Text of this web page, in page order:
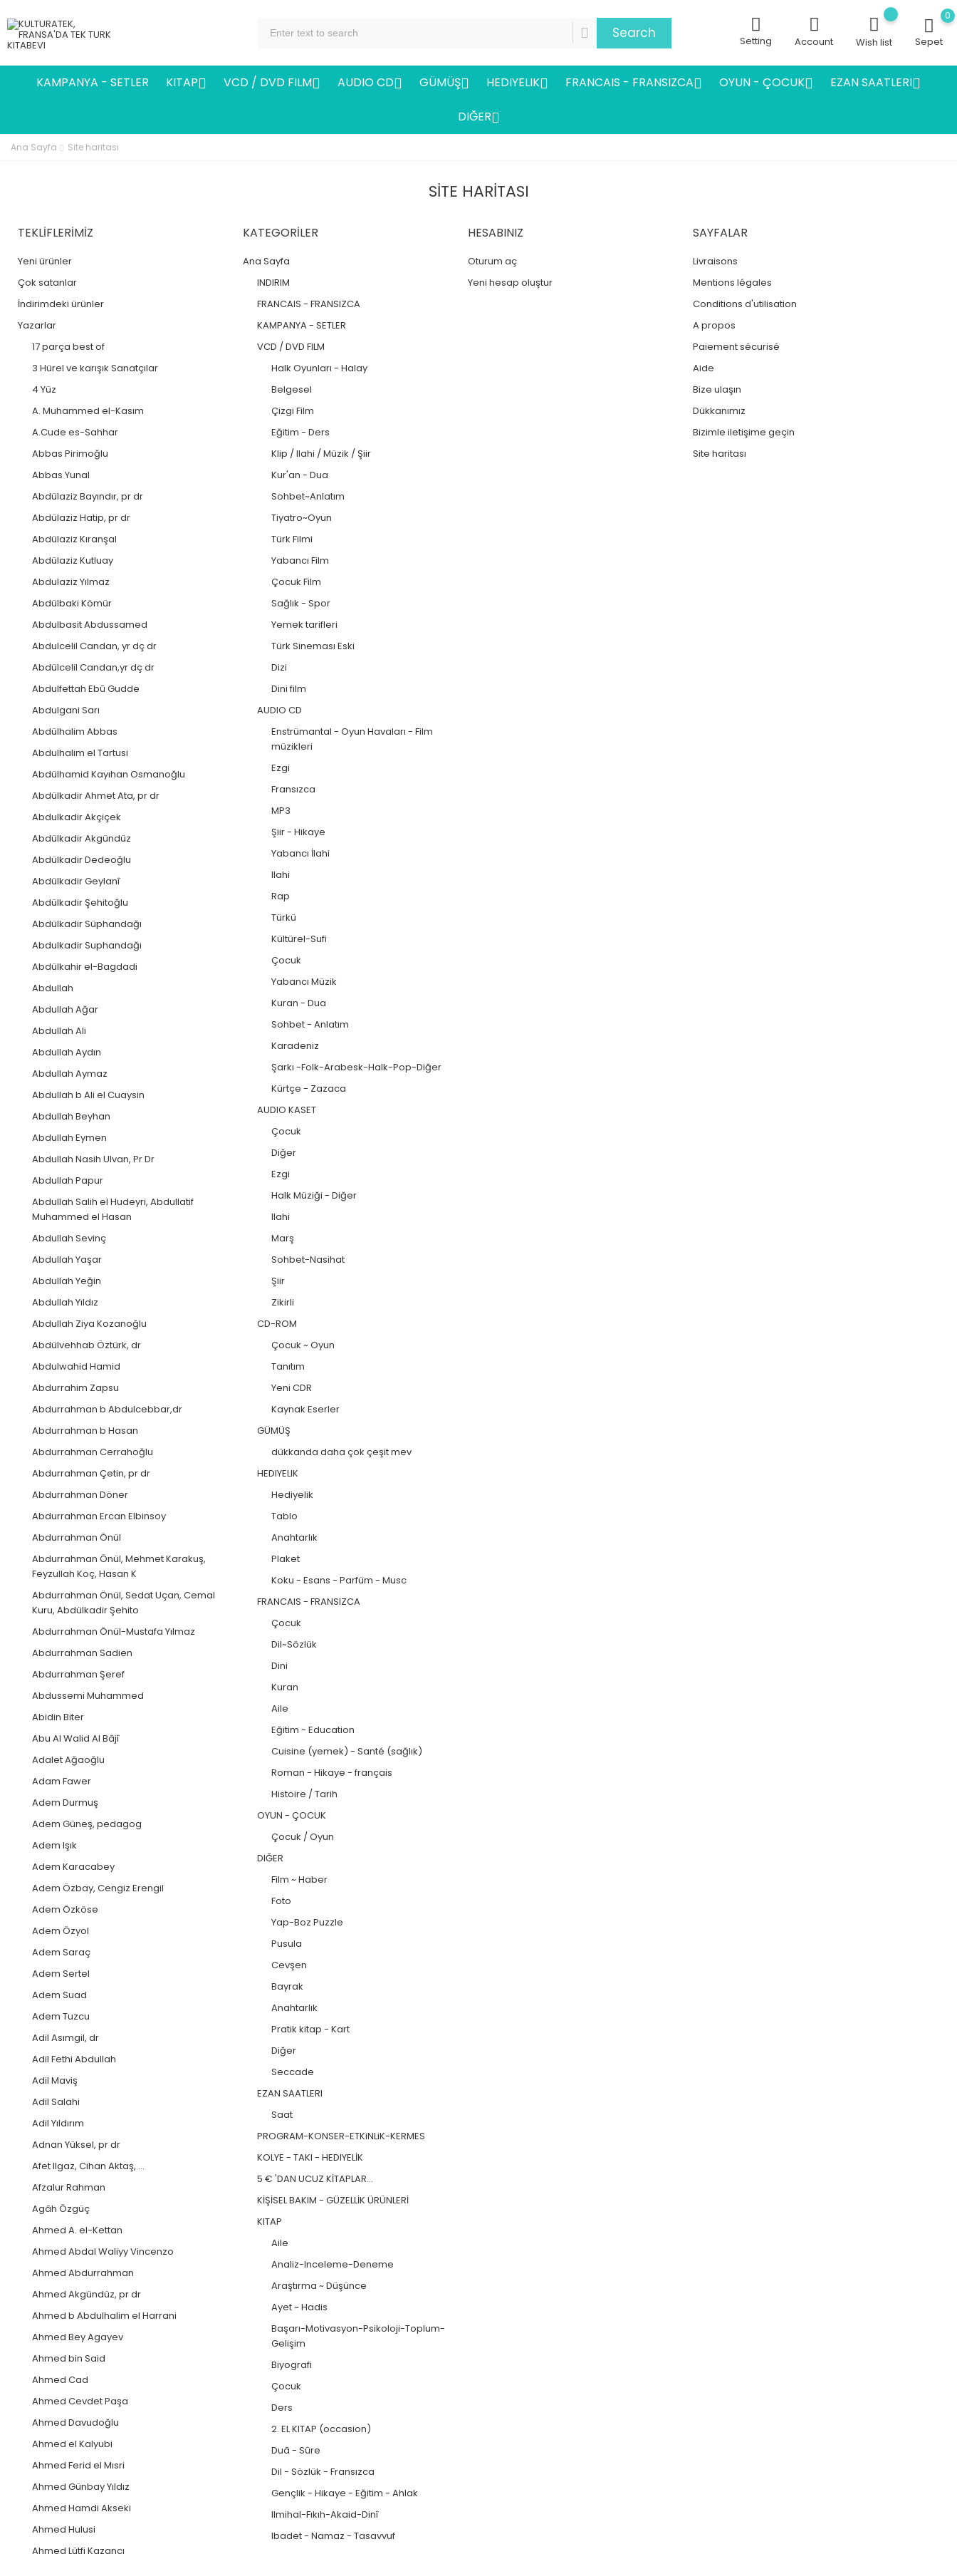
Search Setting Account Wish list
0
Sepet
KAMPANYA - SETLER KITAP VCD / DVD FILM AUDIO CD GÜMÜŞ HEDIYELIK FRANCAIS - FRANSIZCA OYUN - ÇOCUK EZAN SAATLERI
DIĞER
Ana Sayfa Site haritası
SITE HARITASI
TEKLIFLERIMIZ
Yeni ürünler
Çok satanlar
İndirimdeki ürünler
Yazarlar
17 parça best of
3 Hürel ve karışık Sanatçılar
4 Yüz
A. Muhammed el-Kasım
A.Cude es-Sahhar
Abbas Pirimoğlu
Abbas Yunal
Abdülaziz Bayındır, pr dr
Abdülaziz Hatip, pr dr
Abdülaziz Kıranşal
Abdülaziz Kutluay
Abdulaziz Yılmaz
Abdülbaki Kömür
Abdulbasit Abdussamed
Abdulcelil Candan, yr dç dr
Abdülcelil Candan,yr dç dr
Abdulfettah Ebû Gudde
Abdulgani Sarı
Abdülhalim Abbas
Abdulhalim el Tartusi
Abdülhamid Kayıhan Osmanoğlu
Abdülkadir Ahmet Ata, pr dr
Abdulkadir Akçiçek
Abdülkadir Akgündüz
Abdülkadir Dedeoğlu
Abdülkadir Geylanî
Abdülkadir Şehitoğlu
Abdülkadir Süphandağı
Abdulkadir Suphandağı
Abdülkahir el-Bagdadi
Abdullah
Abdullah Ağar
Abdullah Ali
Abdullah Aydın
Abdullah Aymaz
Abdullah b Ali el Cuaysin
Abdullah Beyhan
Abdullah Eymen
Abdullah Nasih Ulvan, Pr Dr
Abdullah Papur
Abdullah Salih el Hudeyri, Abdullatif
Muhammed el Hasan
Abdullah Sevinç
Abdullah Yaşar
Abdullah Yeğin
Abdullah Yıldız
Abdullah Ziya Kozanoğlu
Abdülvehhab Öztürk, dr
Abdulwahid Hamid
Abdurrahim Zapsu
Abdurrahman b Abdulcebbar,dr
Abdurrahman b Hasan
Abdurrahman Cerrahoğlu
Abdurrahman Çetin, pr dr
Abdurrahman Döner
Abdurrahman Ercan Elbinsoy
Abdurrahman Önül
Abdurrahman Önül, Mehmet Karakuş,
Feyzullah Koç, Hasan K
Abdurrahman Önül, Sedat Uçan, Cemal
Kuru, Abdülkadir Şehito
Abdurrahman Önül-Mustafa Yılmaz
Abdurrahman Sadien
Abdurrahman Şeref
Abdussemi Muhammed
Abidin Biter
Abu Al Walid Al Bâjî
Adalet Ağaoğlu
Adam Fawer
Adem Durmuş
Adem Güneş, pedagog
Adem Işık
Adem Karacabey
Adem Özbay, Cengiz Erengil
Adem Özköse
Adem Özyol
Adem Saraç
Adem Sertel
Adem Suad
Adem Tuzcu
Adil Asımgil, dr
Adil Fethi Abdullah
Adil Maviş
Adil Salahi
Adil Yıldırım
Adnan Yüksel, pr dr
Afet Ilgaz, Cihan Aktaş, ...
Afzalur Rahman
Agâh Özgüç
Ahmed A. el-Kettan
Ahmed Abdal Waliyy Vincenzo
Ahmed Abdurrahman
Ahmed Akgündüz, pr dr
Ahmed b Abdulhalim el Harrani
Ahmed Bey Agayev
Ahmed bin Said
Ahmed Cad
Ahmed Cevdet Paşa
Ahmed Davudoğlu
Ahmed el Kalyubi
Ahmed Ferid el Mısri
Ahmed Günbay Yıldız
Ahmed Hamdi Akseki
Ahmed Hulusi
Ahmed Lütfi Kazancı
KATEGORILER
Ana Sayfa
INDIRIM
FRANCAIS - FRANSIZCA
KAMPANYA - SETLER
VCD / DVD FILM
Halk Oyunları - Halay
Belgesel
Çizgi Film
Eğitim - Ders
Klip / Ilahi / Müzik / Şiir
Kur'an - Dua
Sohbet~Anlatım
Tiyatro~Oyun
Türk Filmi
Yabancı Film
Çocuk Film
Sağlık - Spor
Yemek tarifleri
Türk Sineması Eski
Dizi
Dini film
AUDIO CD
Enstrümantal - Oyun Havaları - Film
müzikleri
Ezgi
Fransızca
MP3
Şiir - Hikaye
Yabancı İlahi
Ilahi
Rap
Türkü
Kültürel-Sufi
Çocuk
Yabancı Müzik
Kuran - Dua
Sohbet - Anlatım
Karadeniz
Şarkı -Folk-Arabesk-Halk-Pop-Diğer
Kürtçe - Zazaca
AUDIO KASET
Çocuk
Diğer
Ezgi
Halk Müziği - Diğer
Ilahi
Marş
Sohbet-Nasihat
Şiir
Zikirli
CD-ROM
Çocuk ~ Oyun
Tanıtım
Yeni CDR
Kaynak Eserler
GÜMÜŞ
dükkanda daha çok çeşit mev
HEDIYELIK
Hediyelik
Tablo
Anahtarlık
Plaket
Koku - Esans - Parfüm - Musc
FRANCAIS - FRANSIZCA
Çocuk
Dil~Sözlük
Dini
Kuran
Aile
Eğitim - Education
Cuisine (yemek) - Santé (sağlık)
Roman - Hikaye - français
Histoire / Tarih
OYUN - ÇOCUK
Çocuk / Oyun
DIĞER
Film ~ Haber
Foto
Yap-Boz Puzzle
Pusula
Cevşen
Bayrak
Anahtarlık
Pratik kitap - Kart
Diğer
Seccade
EZAN SAATLERI
Saat
PROGRAM-KONSER-ETKiNLiK-KERMES
KOLYE - TAKI - HEDIYELİK
5 € 'DAN UCUZ KİTAPLAR...
KİŞİSEL BAKIM - GÜZELLİK ÜRÜNLERİ
KITAP
Aile
Analiz-Inceleme-Deneme
Araştırma ~ Düşünce
Ayet ~ Hadis
Başarı-Motivasyon-Psikoloji-Toplum-
Gelişim
Biyografi
Çocuk
Ders
2. EL KITAP (occasion)
Duâ - Sûre
Dil - Sözlük - Fransızca
Gençlik - Hikaye - Eğitim - Ahlak
Ilmihal-Fıkıh-Akaid-Dinî
Ibadet - Namaz - Tasavvuf
HESABINIZ
Oturum aç
Yeni hesap oluştur
SAYFALAR
Livraisons
Mentions légales
Conditions d'utilisation
A propos
Paiement sécurisé
Aide
Bize ulaşın
Dükkanımız
Bizimle iletişime geçin
Site haritası